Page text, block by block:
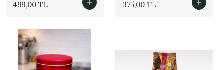
499,00 TL 375,00 TL